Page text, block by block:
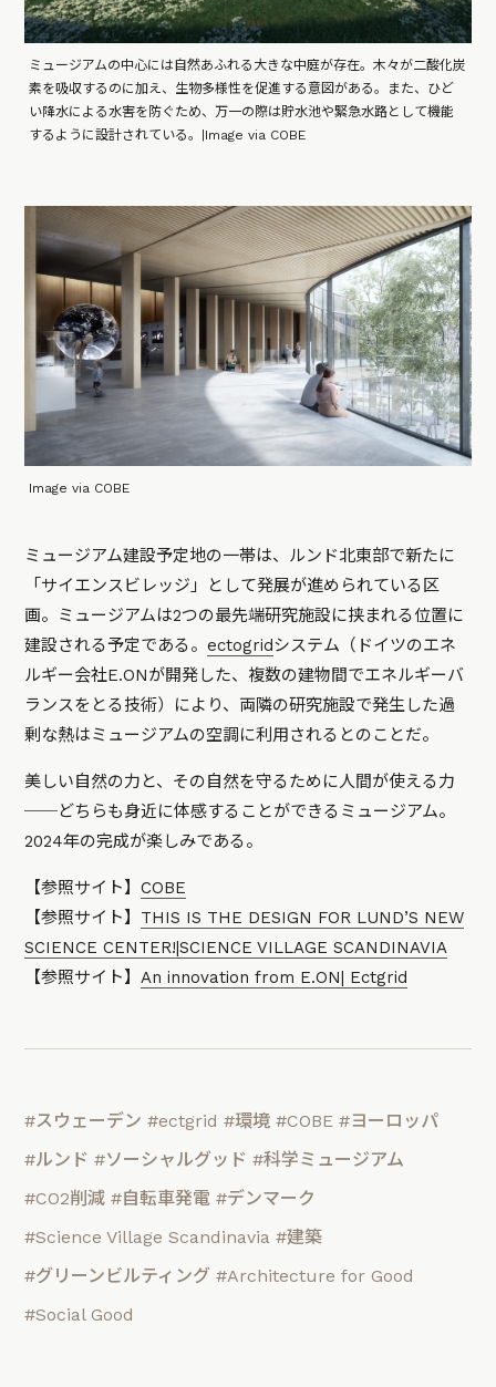
ミュージアムの中心には自然あふれる大きな中庭が存在。木々が二酸化炭
素を吸収するのに加え、生物多様性を促進する意図がある。また、ひど
い降水による水害を防ぐため、万一の際は貯水池や緊急水路として機能
するように設計されている。|Image via COBE
Image via COBE
ミュージアム建設予定地の一帯は、ルンド北東部で新たに
「サイエンスビレッジ」として発展が進められている区
画。ミュージアムは2つの最先端研究施設に挟まれる位置に
建設される予定である。ectogridシステム（ドイツのエネ
ルギー会社E.ONが開発した、複数の建物間でエネルギーバ
ランスをとる技術）により、両隣の研究施設で発生した過
剰な熱はミュージアムの空調に利用されるとのことだ。
美しい自然の力と、その自然を守るために人間が使える力
──どちらも身近に体感することができるミュージアム。
2024年の完成が楽しみである。
【参照サイト】COBE
【参照サイト】 THIS IS THE DESIGN FOR LUND’S NEW
SCIENCE CENTER!|SCIENCE VILLAGE SCANDINAVIA
【参照サイト】An innovation from E.ON| Ectgrid
#スウェーデン #ectgrid #環境 #COBE #ヨーロッパ
#ルンド #ソーシャルグッド #科学ミュージアム
#CO2削減 #自転車発電 #デンマーク
#Science Village Scandinavia #建築
#グリーンビルティング #Architecture for Good
#Social Good